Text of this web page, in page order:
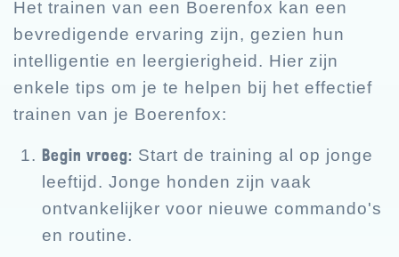
Het trainen van een Boerenfox kan een
bevredigende ervaring zijn, gezien hun
intelligentie en leergierigheid. Hier zijn
enkele tips om je te helpen bij het effectief
trainen van je Boerenfox:
Begin vroeg: Start de training al op jonge
leeftijd. Jonge honden zijn vaak
ontvankelijker voor nieuwe commando's
en routine.